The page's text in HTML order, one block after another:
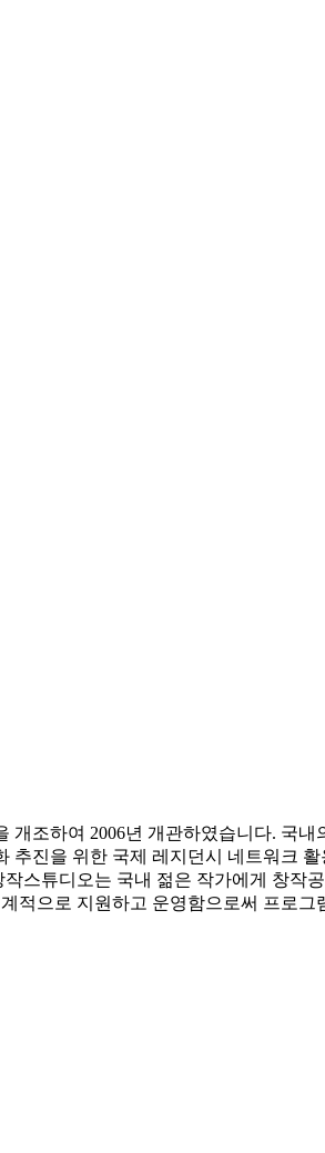
조하여 2006년 개관하였습니다. 국
진을 위한 국제 레지던시 네트워크
스튜디오는 국내 젊은 작가에게 창작
으로 지원하고 운영함으로써 프로